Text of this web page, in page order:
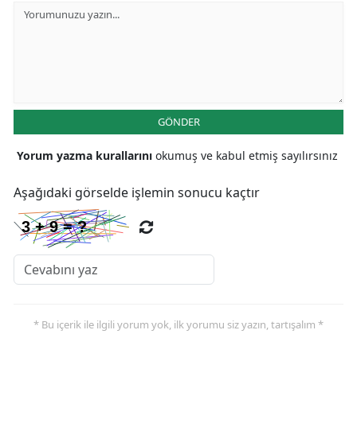
Manisa
Kahramanmaraş
Mardin
Muş
Niğde
GÖNDER
Yorum yazma kurallarını okumuş ve kabul etmiş sayılırsınız
Aşağıdaki görselde işlemin sonucu kaçtır
* Bu içerik ile ilgili yorum yok, ilk yorumu siz yazın, tartışalım *